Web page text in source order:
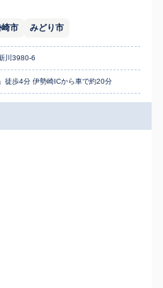
市 みどり市
川3980-6
徒歩4分 伊勢崎ICから車で約20分